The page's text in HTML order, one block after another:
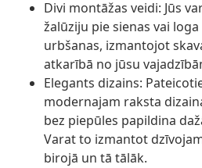
Divi montāžas veidi: Jūs
žalūziju pie sienas vai
urbšanas, izmantojot
atkarībā no jūsu
Elegants dizains:
modernajam raksta
bez piepūles papildina
Varat to izmantot
birojā un tā tālāk.